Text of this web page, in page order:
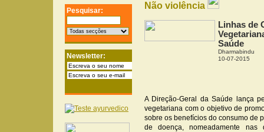
Pesquisar:
Newsletter:
Não violência
Linhas de
Saúde
Dharmabindu
10-07-2015
A Direção-Geral da Saúde lança
vegetariana com o objetivo de
sobre os benefícios do consumo de
de doença, nomeadamente nas